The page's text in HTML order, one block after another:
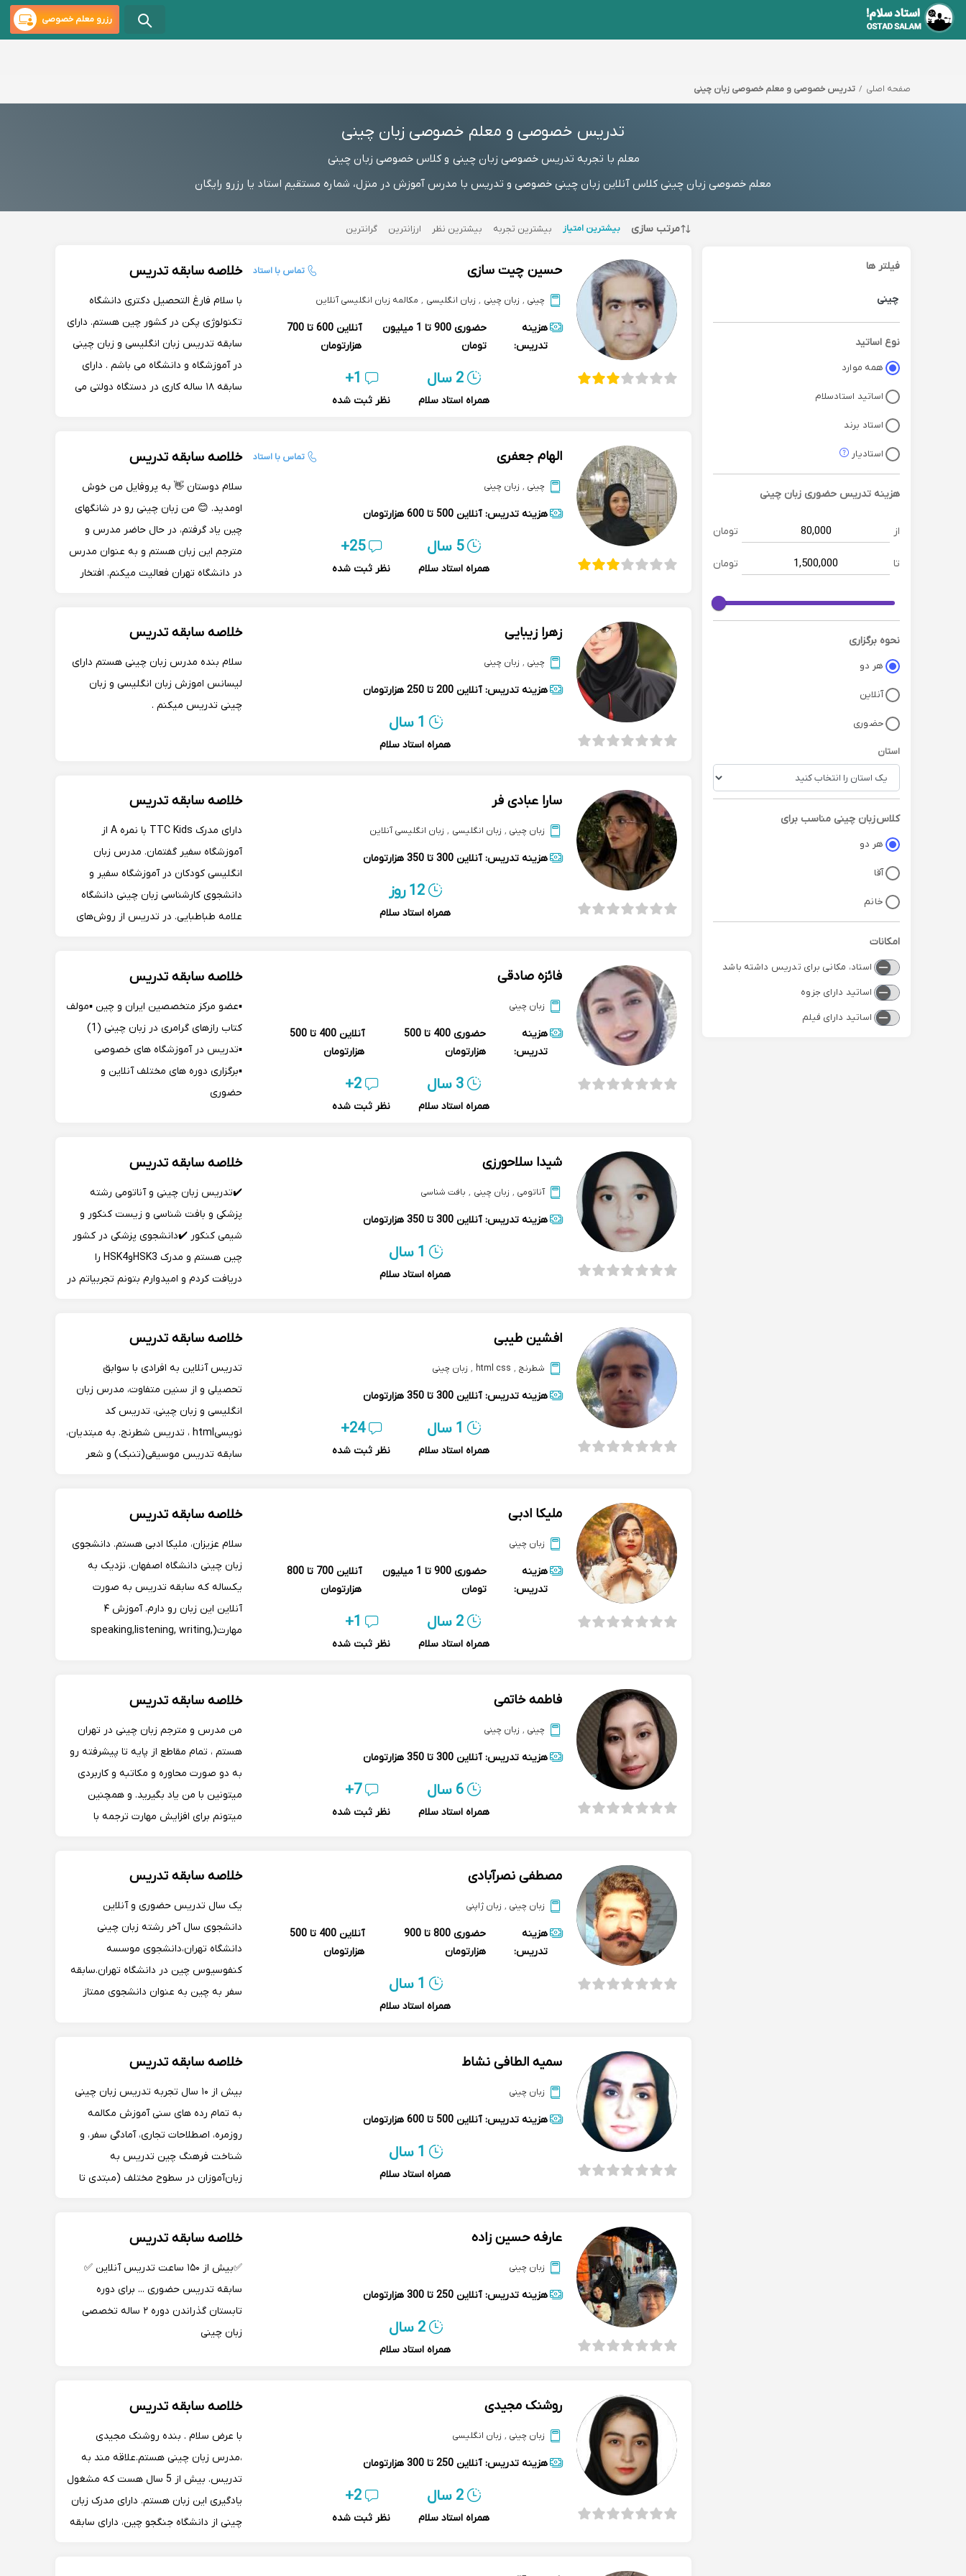
رزرو معلم خصوصی
صفحه اصلی تدریس خصوصی و معلم خصوصی زبان چینی
تدریس خصوصی و معلم خصوصی زبان چینی
معلم با تجربه تدریس خصوصی زبان چینی و کلاس خصوصی زبان چینی
معلم خصوصی زبان چینی کلاس آنلاین زبان چینی خصوصی و تدریس با مدرس آموزش در منزل، شماره مستقیم استاد یا رزرو رایگان
فیلتر ها
چینی
نوع اساتید
همه موارد
اساتید استادسلام
استاد برند
استادیار
هزینه تدریس حضوری زبان چینی
از تومان
تا تومان
نحوه برگزاری
هر دو
آنلاین
حضوری
استان
کلاسزبان چینی مناسب برای
هر دو
آقا
خانم
امکانات
استاد، مکانی برای تدریس داشته باشد
اساتید دارای جزوه
اساتید دارای فیلم
مرتب سازی بیشترین امتیاز بیشترین تجربه بیشترین نظر ارزانترین گرانترین
حسین چیت سازی تماس با استاد
چینی , زبان چینی , زبان انگلیسی , مکالمه زبان انگلیسی آنلاین
هزینه
تدریس:
حضوری
900 تا 1 میلیون
تومان
آنلاین
600 تا 700
هزارتومان
2 سال
همراه استاد سلام
1+
نظر ثبت شده
خلاصه سابقه تدریس
با سلام فارغ التحصیل دکتری دانشگاه
تکنولوژی پکن در کشور چین هستم. دارای
سابقه تدریس زبان انگلیسی و زبان چینی
در آموزشگاه و دانشگاه می باشم . دارای
سابقه ۱۸ ساله کاری در دستگاه دولتی می
استاد مناسب می باشد..
الهام جعفری تماس با استاد
چینی , زبان چینی
هزینه تدریس: آنلاین 500 تا 600 هزارتومان
5 سال
همراه استاد سلام
25+
نظر ثبت شده
خلاصه سابقه تدریس
سلام دوستان 👋 به پروفایل من خوش
اومدید. 😊 من زبان چینی رو در شانگهای
چین یاد گرفتم، در حال حاضر مدرس و
مترجم این زبان هستم و به عنوان مدرس
در دانشگاه تهران فعالیت میکنم. افتخار
HSK و تجاری چینی رو تدریس میکنم.
زهرا زیبایی
چینی , زبان چینی
هزینه تدریس: آنلاین 200 تا 250 هزارتومان
1 سال
همراه استاد سلام
خلاصه سابقه تدریس
سلام بنده مدرس زبان چینی هستم دارای
لیسانس اموزش زبان انگلیسی و زبان
چینی تدریس میکنم .
سارا عبادی فر
زبان چینی , زبان انگلیسی , زبان انگلیسی آنلاین
هزینه تدریس: آنلاین 300 تا 350 هزارتومان
12 روز
همراه استاد سلام
خلاصه سابقه تدریس
دارای مدرک TTC Kids با نمره A از
آموزشگاه سفیر گفتمان. مدرس زبان
انگلیسی کودکان در آموزشگاه سفیر و
دانشجوی کارشناسی زبان چینی دانشگاه
علامه طباطبایی. در تدریس از روش‌های
تا یادگیری برای کودکان لذت‌بخش و مؤثر
باشد.
فائزه صادقی
زبان چینی
هزینه
تدریس:
حضوری
400 تا 500
هزارتومان
آنلاین
400 تا 500
هزارتومان
3 سال
همراه استاد سلام
2+
نظر ثبت شده
خلاصه سابقه تدریس
▪️عضو مرکز متخصصین ایران و چین ▪️مولف
کتاب رازهای گرامری در زبان چینی (1)
▪️تدریس در آموزشگاه های خصوصی
▪️برگزاری دوره های مختلف آنلاین و
حضوری
شیدا سلاحورزی
آناتومی , زبان چینی , بافت شناسی
هزینه تدریس: آنلاین 300 تا 350 هزارتومان
1 سال
همراه استاد سلام
خلاصه سابقه تدریس
✔️تدریس زبان چینی و آناتومی رشته
پزشکی و بافت شناسی و زیست کنکور و
شیمی کنکور ✔️دانشجوی پزشکی در کشور
چین هستم و مدرک HSK3وHSK4 را
دریافت کردم و امیدوارم بتونم تجربیاتم در
افشین طیبی
شطرنج ,
html css
, زبان چینی
هزینه تدریس: آنلاین 300 تا 350 هزارتومان
1 سال
همراه استاد سلام
24+
نظر ثبت شده
خلاصه سابقه تدریس
تدریس آنلاین به افرادی با سوابق
تحصیلی و از سنین متفاوت، مدرس زبان
انگلیسی و زبان چینی، تدریس کد
نویسیhtml ، تدریس شطرنج. به مبتدیان،
سابقه تدریس موسیقی(تنبک) و شعر
ملیکا ادبی
زبان چینی
هزینه
تدریس:
حضوری
900 تا 1 میلیون
تومان
آنلاین
700 تا 800
هزارتومان
2 سال
همراه استاد سلام
1+
نظر ثبت شده
خلاصه سابقه تدریس
سلام عزیزان، ملیکا ادبی هستم. دانشجوی
زبان چینی دانشگاه اصفهان. نزدیک به
یکساله که سابقه تدریس به صورت
آنلاین این زبان رو دارم. آموزش ۴
مهارت(speaking,listening, writing,
فاطمه خاتمی
چینی , زبان چینی
هزینه تدریس: آنلاین 300 تا 350 هزارتومان
6 سال
همراه استاد سلام
7+
نظر ثبت شده
خلاصه سابقه تدریس
من مدرس و مترجم زبان چینی در تهران
هستم ، تمام مقاطع از پایه تا پیشرفته رو
به دو صورت محاوره و مکاتبه و کاربردی
میتونین با من یاد بگیرید. و همچنین
میتونم برای افزایش مهارت ترجمه با
مصطفی نصرآبادی
زبان چینی , زبان ژاپنی
هزینه
تدریس:
حضوری
800 تا 900
هزارتومان
آنلاین
400 تا 500
هزارتومان
1 سال
همراه استاد سلام
خلاصه سابقه تدریس
یک سال تدریس حضوری و آنلاین
دانشجوی سال آخر رشته زبان چینی
دانشگاه تهران،دانشجوی موسسه
کنفوسیوس چین در دانشگاه تهران.سابقه
سفر به چین به عنوان دانشجوی ممتاز
سمیه الطافی نشاط
زبان چینی
هزینه تدریس: آنلاین 500 تا 600 هزارتومان
1 سال
همراه استاد سلام
خلاصه سابقه تدریس
بیش از ۱۰ سال تجربه تدریس زبان چینی
به تمام رده های سنی آموزش مکالمه
روزمره، اصطلاحات تجاری، آمادگی سفر، و
شناخت فرهنگ چین تدریس به
زبان‌آموزان در سطوح مختلف (مبتدی تا
عارفه حسین زاده
زبان چینی
هزینه تدریس: آنلاین 250 تا 300 هزارتومان
2 سال
همراه استاد سلام
خلاصه سابقه تدریس
✅بیش از ۱۵۰ ساعت تدریس آنلاین ✅
سابقه تدریس حضوری ... برای دوره
تابستان گذراندن دوره ۲ ساله تخصصی
زبان چینی
روشنک مجیدی
زبان چینی , زبان انگلیسی
هزینه تدریس: آنلاین 250 تا 300 هزارتومان
2 سال
همراه استاد سلام
2+
نظر ثبت شده
خلاصه سابقه تدریس
با عرض سلام . بنده روشنک مجیدی
،مدرس زبان چینی هستم.علاقه مند به
تدریس. بیش از 5 سال هست که مشغول
یادگیری این زبان هستم. دارای مدرک زبان
چینی از دانشگاه جنگجو چین، دارای سابقه